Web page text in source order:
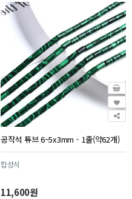
공작석 튜브 6~5x3mm - 1줄(약62개)
합성석
11,600원